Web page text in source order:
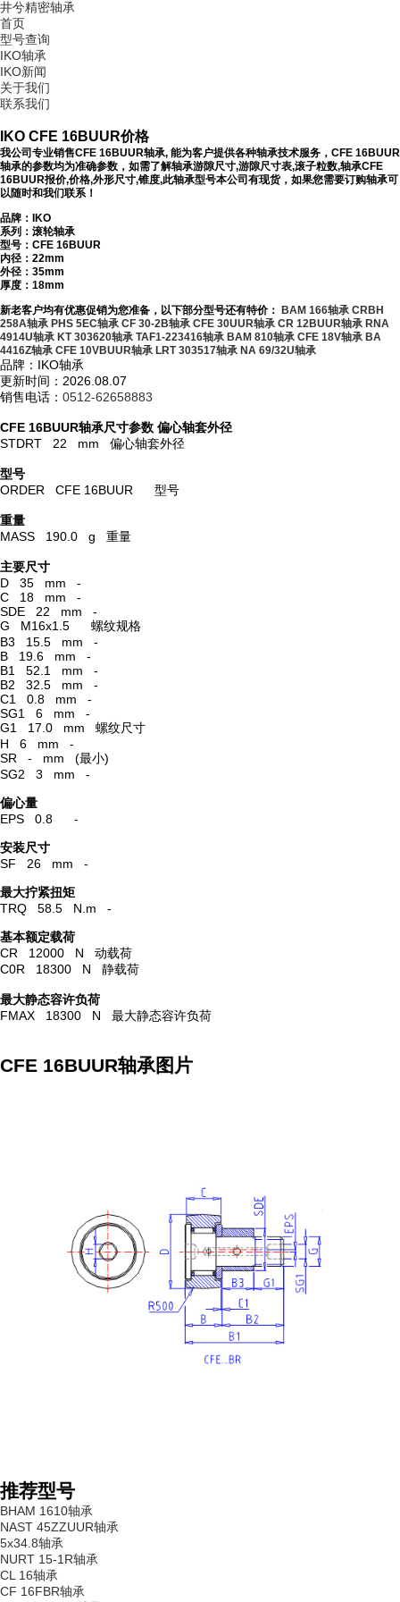
井兮精密轴承
首页
型号查询
IKO轴承
IKO新闻
关于我们
联系我们
IKO CFE 16BUUR价格
我公司专业销售CFE 16BUUR轴承, 能为客户提供各种轴承技术服务，CFE 16BUUR
轴承的参数均为准确参数，如需了解轴承游隙尺寸,游隙尺寸表,滚子粒数,轴承CFE
16BUUR报价,价格,外形尺寸,锥度,此轴承型号本公司有现货，如果您需要订购轴承可
以随时和我们联系！
品牌：IKO
系列：滚轮轴承
型号： CFE 16BUUR
内径：22mm
外径：35mm
厚度：18mm
新老客户均有优惠促销为您准备，以下部分型号还有特价： BAM 166轴承 CRBH
258A轴承 PHS 5EC轴承 CF 30-2B轴承 CFE 30UUR轴承 CR 12BUUR轴承 RNA
4914U轴承 KT 303620轴承 TAF1-223416轴承 BAM 810轴承 CFE 18V轴承 BA
4416Z轴承 CFE 10VBUUR轴承 LRT 303517轴承 NA 69/32U轴承
品牌：IKO轴承
更新时间：2026.08.07
销售电话： 0512-62658883
CFE 16BUUR轴承尺寸参数 偏心轴套外径
STDRT 22 mm 偏心轴套外径
型号
ORDER CFE 16BUUR 型号
重量
MASS 190.0 g 重量
主要尺寸
D 35 mm -
C 18 mm -
SDE 22 mm -
G M16x1.5 螺纹规格
B3 15.5 mm -
B 19.6 mm -
B1 52.1 mm -
B2 32.5 mm -
C1 0.8 mm -
SG1 6 mm -
G1 17.0 mm 螺纹尺寸
H 6 mm -
SR - mm (最小)
SG2 3 mm -
偏心量
EPS 0.8 -
安装尺寸
SF 26 mm -
最大拧紧扭矩
TRQ 58.5 N.m -
基本额定载荷
CR 12000 N 动载荷
C0R 18300 N 静载荷
最大静态容许负荷
FMAX 18300 N 最大静态容许负荷
CFE 16BUUR轴承图片
推荐型号
BHAM 1610轴承
NAST 45ZZUUR轴承
5x34.8轴承
NURT 15-1R轴承
CL 16轴承
CF 16FBR轴承